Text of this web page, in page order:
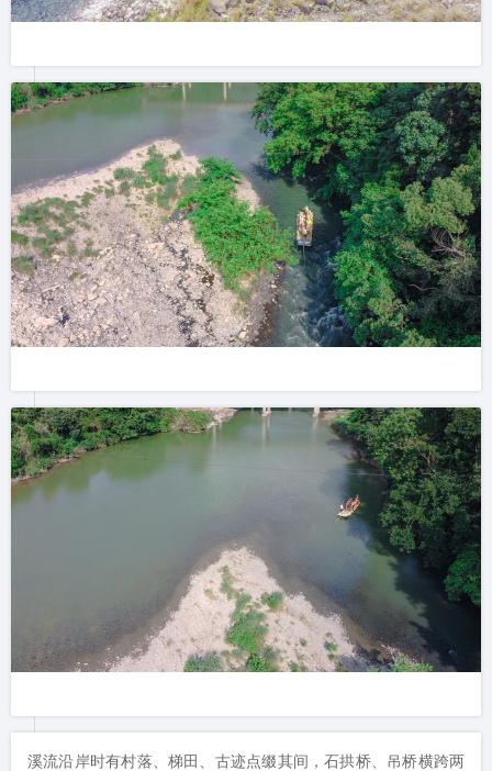
溪流沿岸时有村落、梯田、古迹点缀其间，石拱桥、吊桥横跨两